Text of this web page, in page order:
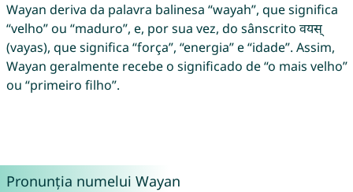
Wayan deriva da palavra balinesa “wayah”, que significa
“velho” ou “maduro”, e, por sua vez, do sânscrito वयस्
(vayas), que significa “força”, “energia” e “idade”. Assim,
Wayan geralmente recebe o significado de “o mais velho”
ou “primeiro filho”.
Pronunția numelui Wayan